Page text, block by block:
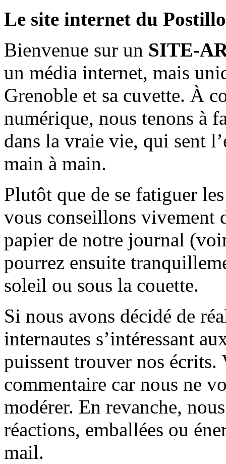
Le site internet du
Bienvenue sur un SITE-
un média internet, mais
Grenoble et sa cuvette. À
numérique, nous tenons à
dans la vraie vie, qui sent
main à main.
Plutôt que de se fatiguer
vous conseillons vivement
papier de notre journal
pourrez ensuite
soleil ou sous la couette.
Si nous avons décidé de
internautes s’intéressant
puissent trouver nos écrits.
commentaire car nous ne
modérer. En revanche,
réactions, emballées ou
mail.